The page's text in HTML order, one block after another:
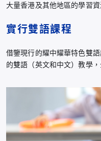
大量香港及其他地區的學習資
實行雙語課程
借鑒現行的耀中耀華特色雙
的雙語（英文和中文）教學